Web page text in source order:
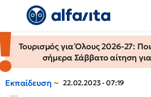
Τουρισμός για Όλους 2026-27:
σήμερα Σάββατο αίτηση
Εκπαίδευση 22.02.2023 - 07:19